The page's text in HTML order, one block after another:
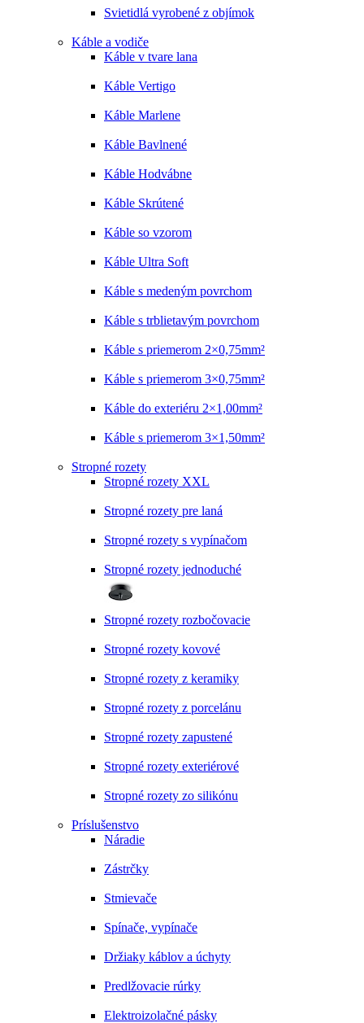
Svietidlá vyrobené z objímok
Káble a vodiče
Káble v tvare lana
Káble Vertigo
Káble Marlene
Káble Bavlnené
Káble Hodvábne
Káble Skrútené
Káble so vzorom
Káble Ultra Soft
Káble s medeným povrchom
Káble s trblietavým povrchom
Káble s priemerom 2×0,75mm²
Káble s priemerom 3×0,75mm²
Káble do exteriéru 2×1,00mm²
Káble s priemerom 3×1,50mm²
Stropné rozety
Stropné rozety XXL
Stropné rozety pre laná
Stropné rozety s vypínačom
Stropné rozety jednoduché
Stropné rozety rozbočovacie
Stropné rozety kovové
Stropné rozety z keramiky
Stropné rozety z porcelánu
Stropné rozety zapustené
Stropné rozety exteriérové
Stropné rozety zo silikónu
Príslušenstvo
Náradie
Zástrčky
Stmievače
Spínače, vypínače
Držiaky káblov a úchyty
Predlžovacie rúrky
Elektroizolačné pásky